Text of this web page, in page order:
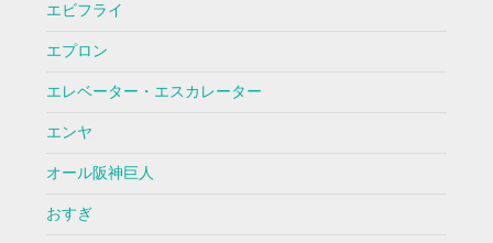
エビフライ
エプロン
エレベーター・エスカレーター
エンヤ
オール阪神巨人
おすぎ